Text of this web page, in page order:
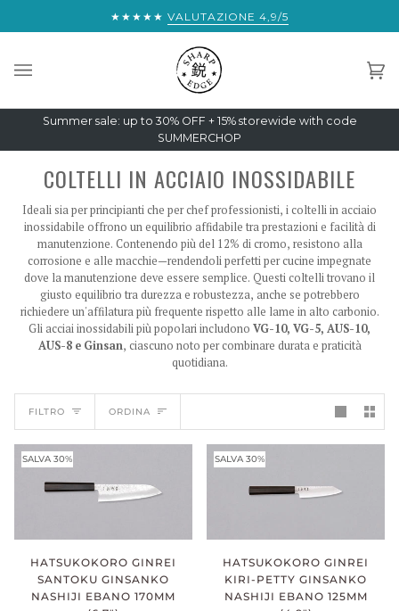
SPEDIZIONE ESPRESSA GRATUITA IN TUTTO IL MONDO:
★★★★★ VALUTAZIONE 4,9/5
Summer sale: up to 30% OFF + 15% storewide with code
SUMMERCHOP
COLTELLI IN ACCIAIO INOSSIDABILE
Ideali sia per principianti che per chef professionisti, i coltelli in acciaio
inossidabile offrono un equilibrio affidabile tra prestazioni e facilità di
manutenzione. Contenendo più del 12% di cromo, resistono alla
corrosione e alle macchie—rendendoli perfetti per cucine impegnate
dove la manutenzione deve essere semplice. Questi coltelli trovano il
giusto equilibrio tra durezza e robustezza, anche se potrebbero
richiedere un'affilatura più frequente rispetto alle lame in alto carbonio.
Gli acciai inossidabili più popolari includono VG-10, VG-5, AUS-10,
AUS-8 e Ginsan, ciascuno noto per combinare durata e praticità
quotidiana.
FILTRO ORDINA
ORDINA
SALVA 30%
HATSUKOKORO GINREI
SANTOKU GINSANKO
NASHIJI EBANO 170MM
SALVA 30%
HATSUKOKORO GINREI
KIRI-PETTY GINSANKO
NASHIJI EBANO 125MM